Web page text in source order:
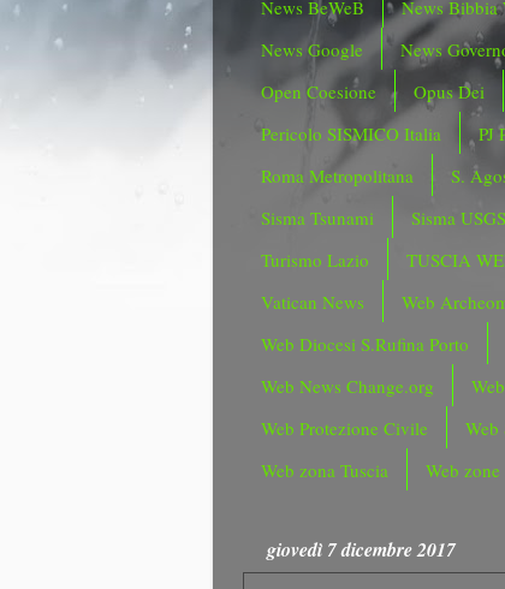
News BeWeB
News Bibbia
News Google
News
Open Coesione
Opus Dei
Pericolo SISMICO Italia
PJ
Roma Metropolitana
S.
Sisma Tsunami
Sisma USGS
Turismo Lazio
TUSCIA
Vatican News
Web
Web Diocesi S.Rufina Porto
Web News Change.org
Web Protezione Civile
Web
Web zona Tuscia
Web
giovedì 7 dicembre 2017